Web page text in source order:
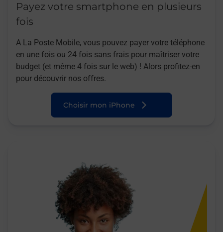
Payez votre smartphone en plusieurs
fois
A La Poste Mobile, vous pouvez payer votre téléphone
en une fois ou 24 fois sans frais pour maîtriser votre
budget (et même 4 fois sur le web) ! Alors profitez-en
pour découvrir nos offres.
Choisir mon iPhone